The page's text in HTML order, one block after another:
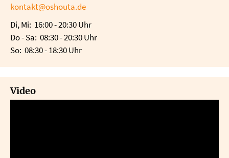
kontakt@oshouta.de
Di, Mi: 16:00 - 20:30 Uhr
Do - Sa: 08:30 - 20:30 Uhr
So: 08:30 - 18:30 Uhr
Video